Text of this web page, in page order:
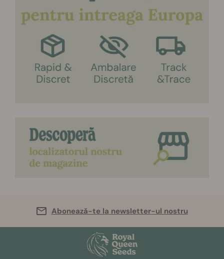
Abonează-te la newsletter-ul nostru